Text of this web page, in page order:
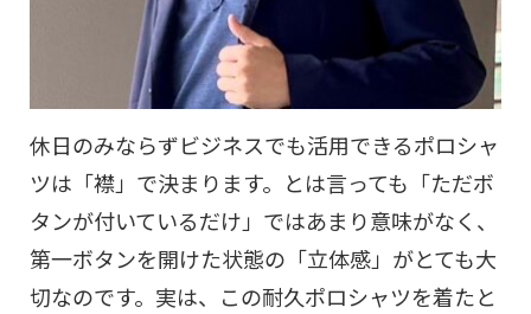
休日のみならずビジネスでも活用できるポロシャ
ツは「襟」で決まります。とは言っても「ただボ
タンが付いているだけ」ではあまり意味がなく、
第一ボタンを開けた状態の「立体感」がとても大
切なのです。実は、この耐久ポロシャツを着たと